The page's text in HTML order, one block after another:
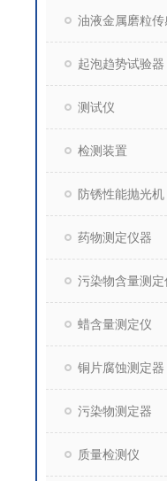
油液金属磨粒传
起泡趋势试验器
测试仪
检测装置
防锈性能抛光机
药物测定仪器
污染物含量测定
蜡含量测定仪
铜片腐蚀测定器
污染物测定器
质量检测仪